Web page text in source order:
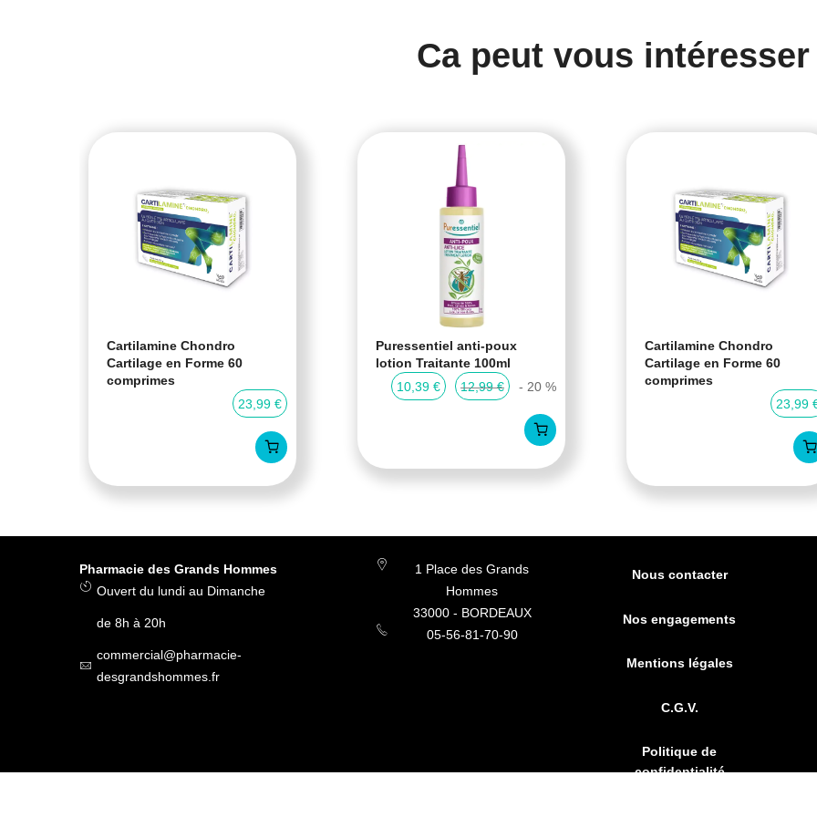
Ca peut vous intéresser
Cartilamine Chondro
Cartilage en Forme 60
comprimes
23,99 €
Puressentiel anti-poux
lotion Traitante 100ml
10,39 €
12,99 € - 20 %
Cartilamine Chondro
Cartilage en Forme 60
comprimes
23,99
Pharmacie des Grands Hommes
Ouvert du lundi au Dimanche
de 8h à 20h
commercial@pharmacie-
desgrandshommes.fr
1 Place des Grands
Hommes
33000 - BORDEAUX
05-56-81-70-90
Nous contacter
Nos engagements
Mentions légales
C.G.V.
Politique de
confidentialité